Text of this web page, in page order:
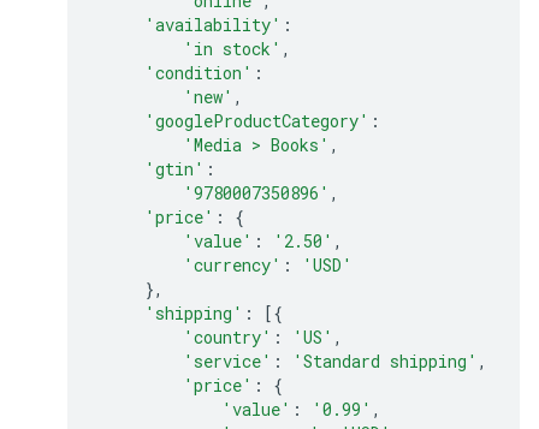
'availability' :
'in stock' ,
'condition' :
'new' ,
'googleProductCategory' :
'Media > Books' ,
'gtin' :
'9780007350896' ,
'price' :
{
'value' : '2.50' ,
'currency' :
'USD'
},
'shipping' :
[{
'country' : 'US' ,
'service' : 'Standard shipping' ,
'price' :
{
'value' : '0.99' ,